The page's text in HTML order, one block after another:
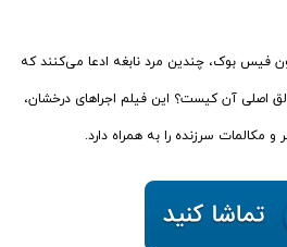
فیس بوک، چندین مرد نابغه ادعا می‌کنند که
اصلی آن کیست؟ این فیلم اجراهای درخشان،
سرزنده را به همراه دارد.